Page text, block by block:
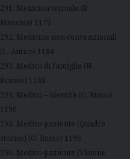
291. Medicina termale (B.
Messina) 1179
292. Medicine non convenzionali
(L. Antico) 1184
293. Medico di famiglia (N.
Romeo) 1188
294. Medico – identità (G. Russo)
1190
295. Medico-paziente (Quadro
storico) (G. Russo) 1196
296. Medico-paziente (Visione